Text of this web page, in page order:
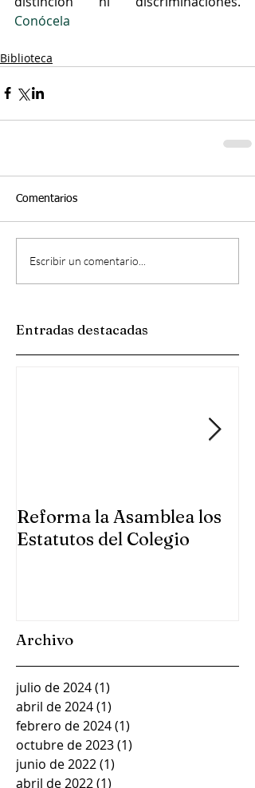
Conócela
Biblioteca
Comentarios
Escribir un comentario...
Entradas destacadas
Reforma la Asamblea los
Estatutos del Colegio
Archivo
julio de 2024(1)
abril de 2024(1)
febrero de 2024(1)
octubre de 2023(1)
junio de 2022(1)
abril de 2022(1)